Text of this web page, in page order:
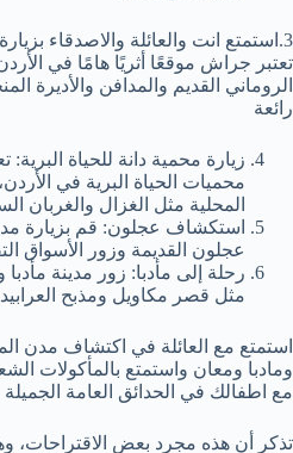
3.استمتع انت والعائلة والاصدقاء
تعتبر جراش موقعًا أثريًا هامًا في
الروماني القديم والمدافن والأديرة
رائعة
زيارة محمية دانة للحياة
محميات الحياة البرية في
المحلية مثل الغزال والغربان
استكشاف عجلون: قم بزيارة
عجلون القديمة وزور الأسواق
رحلة إلى مأدبا: زور مدينة
مثل قصر مكاويل ومذبح
استمتع مع العائلة في اكتشاف مدن
ومادبا ومعان واستمتع بالمأكولات
مع اطفالك في الحدائق العامة
تذكر أن هذه مجرد بعض الاقتراحات،